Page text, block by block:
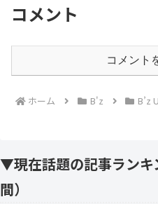
コメント
コメント
ホーム B'z B’z
▼現在話題の記事ランキ
間）